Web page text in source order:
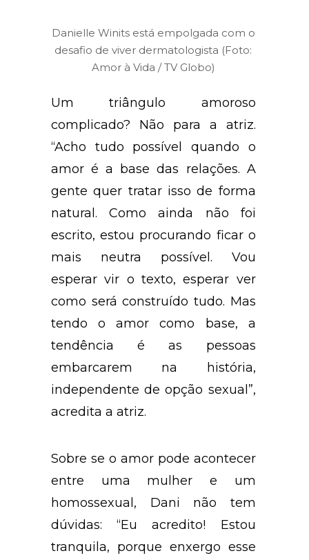
Danielle Winits está empolgada com o
desafio de viver dermatologista (Foto:
Amor à Vida / TV Globo)
Um triângulo amoroso
complicado? Não para a atriz.
“Acho tudo possível quando o
amor é a base das relações. A
gente quer tratar isso de forma
natural. Como ainda não foi
escrito, estou procurando ficar o
mais neutra possível. Vou
esperar vir o texto, esperar ver
como será construído tudo. Mas
tendo o amor como base, a
tendência é as pessoas
embarcarem na história,
independente de opção sexual”,
acredita a atriz.
Sobre se o amor pode acontecer
entre uma mulher e um
homossexual, Dani não tem
dúvidas: “Eu acredito! Estou
tranquila, porque enxergo esse